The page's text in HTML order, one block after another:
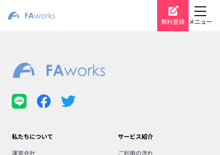
無料登録 メニュー
私たちについて
運営会社
サービス紹介
ご利用の流れ